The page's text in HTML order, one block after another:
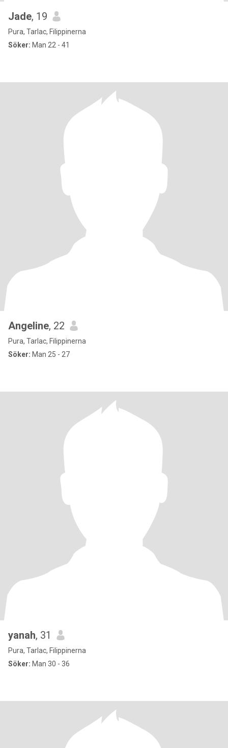
Jade, 19
Pura, Tarlac, Filippinerna
Söker: Man 22 - 41
Angeline, 22
Pura, Tarlac, Filippinerna
Söker: Man 25 - 27
yanah, 31
Pura, Tarlac, Filippinerna
Söker: Man 30 - 36